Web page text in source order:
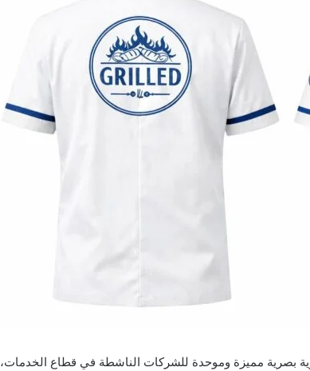
بصرية مميزة وموحدة للشركات الناشطة في قطاع الخدمات،